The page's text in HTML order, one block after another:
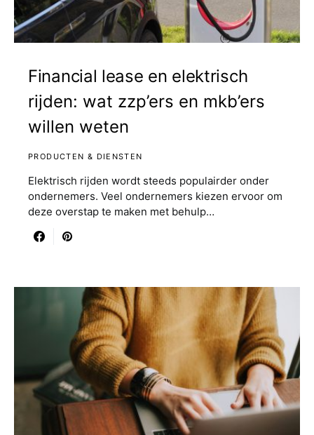
Financial lease en elektrisch
rijden: wat zzp’ers en mkb’ers
willen weten
PRODUCTEN & DIENSTEN
Elektrisch rijden wordt steeds populairder onder
ondernemers. Veel ondernemers kiezen ervoor om
deze overstap te maken met behulp…